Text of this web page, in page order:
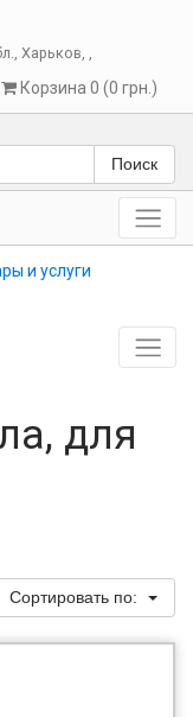
, Харьков, ,
Корзина 0 (0 грн.)
Поиск
и услуги
для
Сортировать по: